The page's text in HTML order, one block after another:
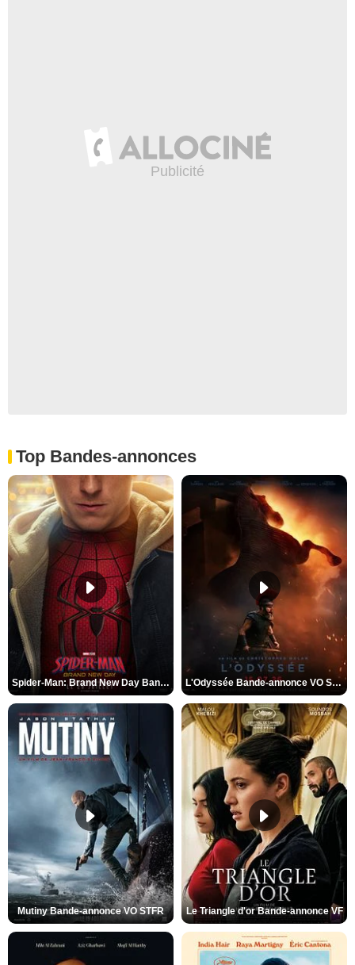
Top Bandes-annonces
Spider-Man: Brand New Day Bande-annonce VO STFR L'Odyssée Bande-annonce VO STFR
Mutiny Bande-annonce VO STFR Le Triangle d'or Bande-annonce VF